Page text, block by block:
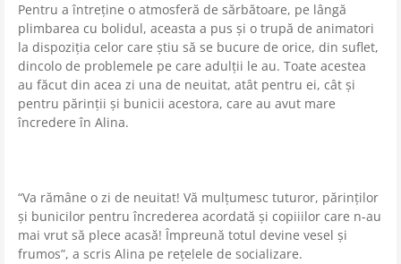
Pentru a întreține o atmosferă de sărbătoare, pe lângă
plimbarea cu bolidul, aceasta a pus și o trupă de animatori
la dispoziția celor care știu să se bucure de orice, din suflet,
dincolo de problemele pe care adulții le au. Toate acestea
au făcut din acea zi una de neuitat, atât pentru ei, cât și
pentru părinții și bunicii acestora, care au avut mare
încredere în Alina.
“Va rămâne o zi de neuitat! Vă mulțumesc tuturor, părinților
și bunicilor pentru încrederea acordată și copiiilor care n-au
mai vrut să plece acasă! Împreună totul devine vesel și
frumos”, a scris Alina pe rețelele de socializare.